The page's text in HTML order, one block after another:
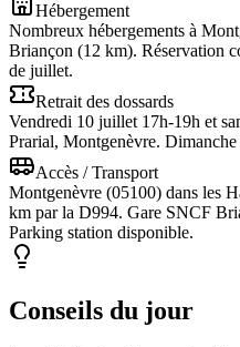
Hébergement
Nombreux hébergements à
Briançon (12 km). Réservation
de juillet.
Retrait des dossards
Vendredi 10 juillet 17h-19h et
Prarial, Montgenèvre.
Accès / Transport
Montgenèvre (05100) dans les
km par la D994. Gare SNCF
Parking station disponible.
Conseils du jour